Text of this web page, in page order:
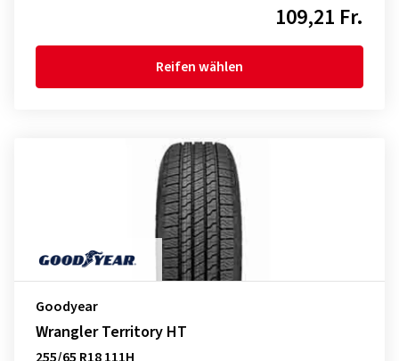
109,21 Fr.
Reifen wählen
Goodyear
Wrangler Territory HT